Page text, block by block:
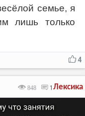
семье, я
лишь только
4
Лексика
848 1